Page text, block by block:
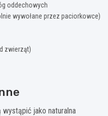
oddechowych
wywołane przez paciorkowce)
zwierząt)
wystąpić jako naturalna